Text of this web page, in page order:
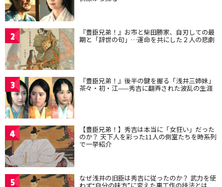
2 『豊臣兄弟！』お市と柴田勝家、自刃しての最
期と「辞世の句」…運命を共にした２人の悲劇
3 『豊臣兄弟！』後半の鍵を握る「浅井三姉妹」
茶々・初・江——秀吉に翻弄された波乱の生涯
4 【豊臣兄弟！】秀吉は本当に「女狂い」だった
のか？ 天下人を彩った11人の側室たちを時系列
で一挙紹介
5 なぜ浅井の旧臣は秀吉に従ったのか？ 武力を使